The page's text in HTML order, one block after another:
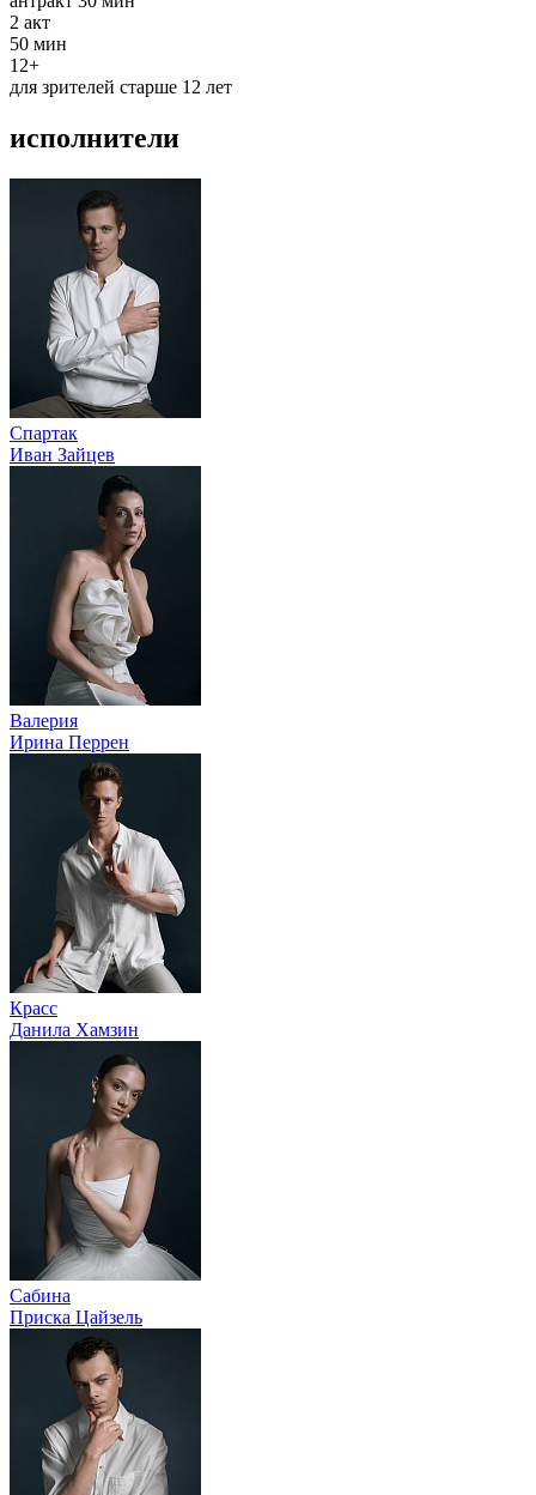
2 акт
50 мин
12+
для зрителей старше 12 лет
исполнители
Спартак
Иван Зайцев
Валерия
Ирина Перрен
Красс
Данила Хамзин
Сабина
Приска Цайзель